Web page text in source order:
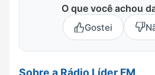
O que você achou
Gostei
Sobre a Rádio Líder FM